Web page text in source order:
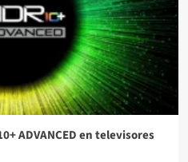
ADVANCED en televisores